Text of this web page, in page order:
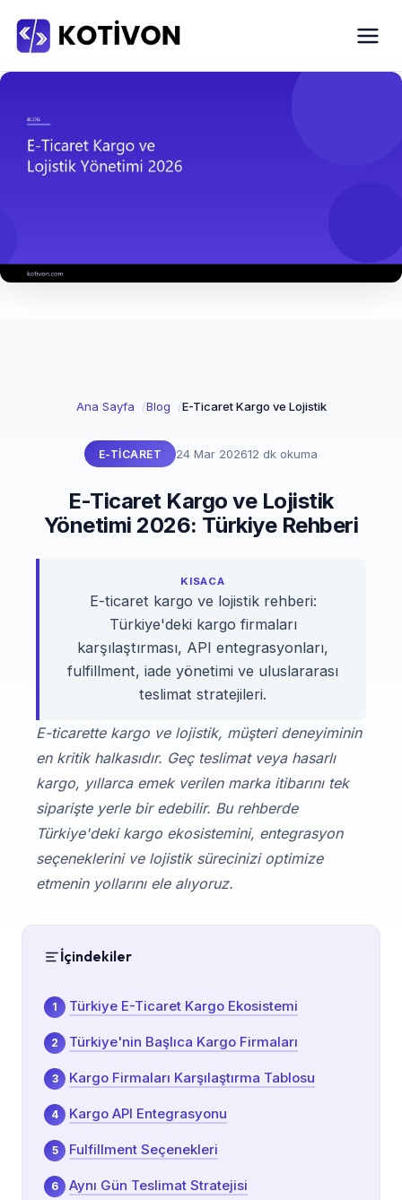
Ana Sayfa Blog E-Ticaret Kargo ve Lojistik
E-TICARET 24 Mar 202612 dk okuma
E-Ticaret Kargo ve Lojistik
Yönetimi 2026: Türkiye Rehberi
KISACA
E-ticaret kargo ve lojistik rehberi:
Türkiye'deki kargo firmaları
karşılaştırması, API entegrasyonları,
fulfillment, iade yönetimi ve uluslararası
teslimat stratejileri.
E-ticarette kargo ve lojistik, müşteri deneyiminin
en kritik halkasıdır. Geç teslimat veya hasarlı
kargo, yıllarca emek verilen marka itibarını tek
siparişte yerle bir edebilir. Bu rehberde
Türkiye'deki kargo ekosistemini, entegrasyon
seçeneklerini ve lojistik sürecinizi optimize
etmenin yollarını ele alıyoruz.
İçindekiler
Türkiye E-Ticaret Kargo Ekosistemi
Türkiye'nin Başlıca Kargo Firmaları
Kargo Firmaları Karşılaştırma Tablosu
Kargo API Entegrasyonu
Fulfillment Seçenekleri
Aynı Gün Teslimat Stratejisi